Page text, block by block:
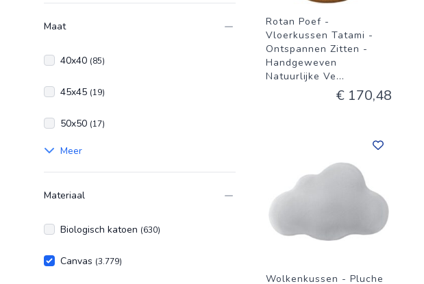
Maat
40x40 (85)
45x45 (19)
50x50 (17)
Meer
Materiaal
Biologisch katoen (630)
Canvas (3.779)
Rotan Poef -
Vloerkussen Tatami -
Ontspannen Zitten -
Handgeweven
Natuurlijke Ve...
€ 170,48
Wolkenkussen - Pluche